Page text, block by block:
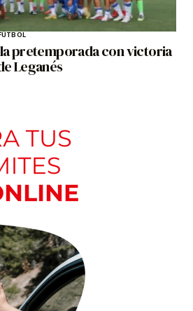
pretemporada con victoria
Leganés